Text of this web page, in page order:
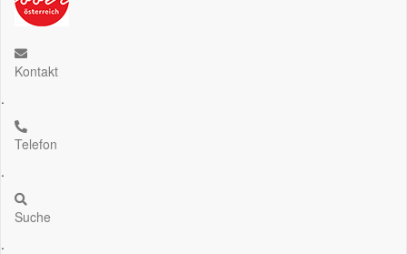
Kontakt
.
Telefon
.
Suche
.